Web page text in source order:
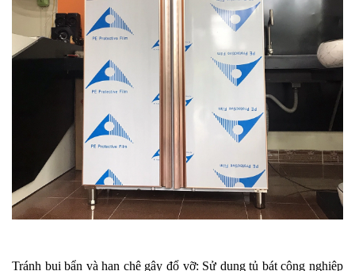
Tránh bụi bẩn và hạn chê gây đổ vỡ: Sử dụng tủ bát công nghiệp